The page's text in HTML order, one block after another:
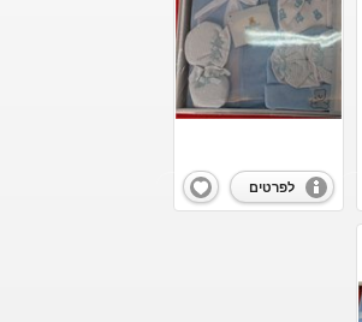
לפרטים